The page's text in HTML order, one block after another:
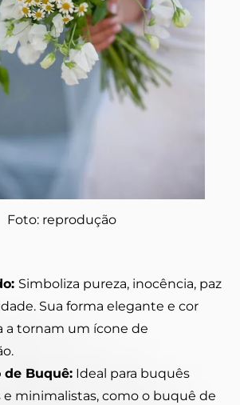
Foto: reprodução
Simboliza pureza, inocência, paz
Sua forma elegante e cor
a tornam um ícone de
de Buquê: Ideal para buquês
minimalistas, como o buquê de